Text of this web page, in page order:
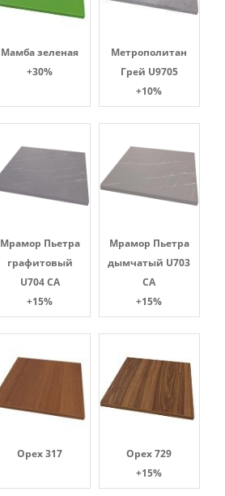
Мамба зеленая
+30%
Метрополитан
Грей U9705
+10%
Мрамор Пьетра
графитовый
U704 CA
+15%
Мрамор Пьетра
дымчатый U703
CA
+15%
Орех 317
Орех 729
+15%